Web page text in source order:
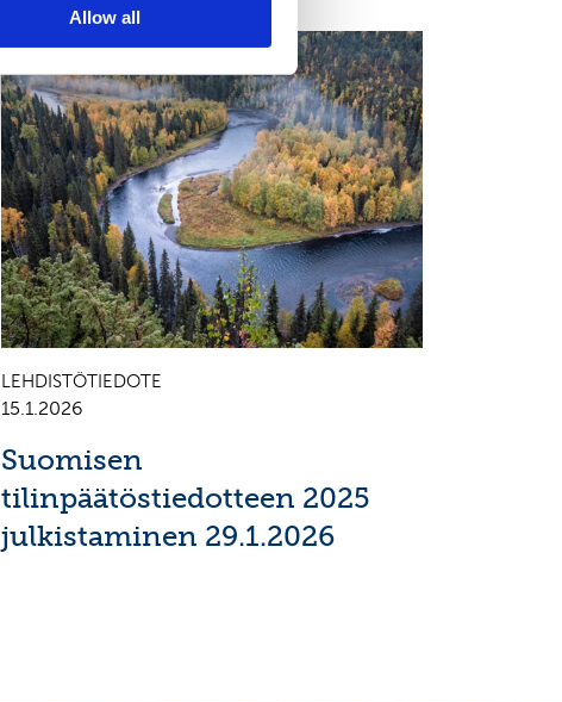
Allow all
CALENDAR OF EVENTS
LEHDISTÖTIEDOTE
15.1.2026
Suomisen
tilinpäätöstiedotteen 2025
julkistaminen 29.1.2026